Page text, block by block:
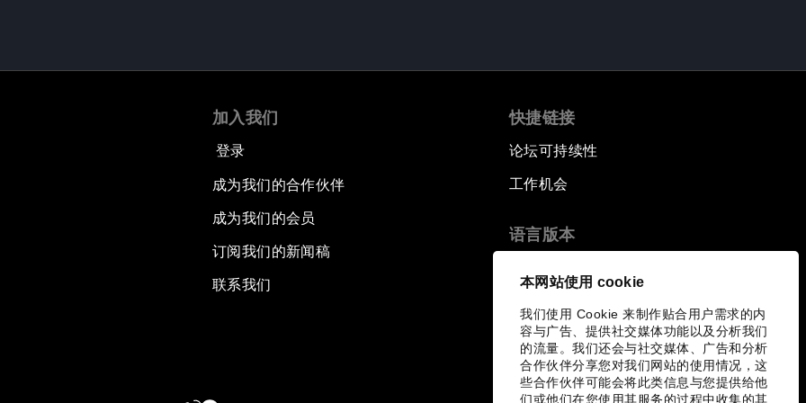
本网站使用 cookie
我们使用 Cookie 来制作贴合用户需求的内
容与广告、提供社交媒体功能以及分析我们
的流量。我们还会与社交媒体、广告和分析
合作伙伴分享您对我们网站的使用情况，这
些合作伙伴可能会将此类信息与您提供给他
们或他们在您使用其服务的过程中收集的其
加入我们
登录
成为我们的合作伙伴
成为我们的会员
订阅我们的新闻稿
联系我们
快捷链接
论坛可持续性
工作机会
语言版本